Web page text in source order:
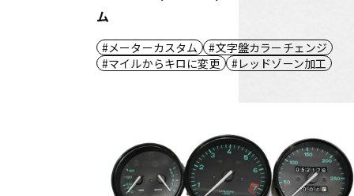
ム
メーターカスタム
文字盤カラーチェンジ
マイルからキロに変更
レッドゾーン加工